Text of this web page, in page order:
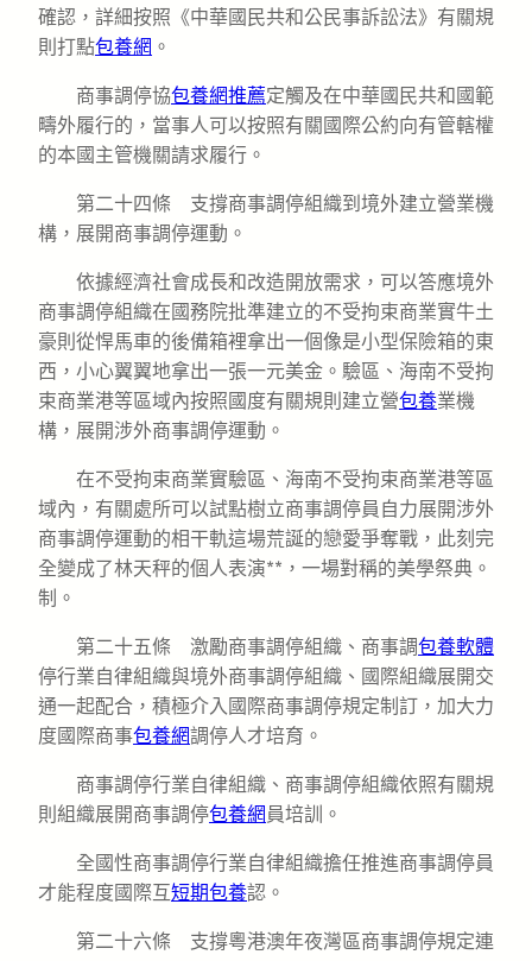
確認，詳細按照《中華國民共和公民事訴訟法》有關規
則打點包養網 。
商事調停協包養網推薦定觸及在中華國民共和國範
疇外履行的，當事人可以按照有關國際公約向有管轄權
的本國主管機關請求履行。
第二十四條 支撐商事調停組織到境外建立營業機
構，展開商事調停運動。
依據經濟社會成長和改造開放需求，可以答應境外
商事調停組織在國務院批準建立的不受拘束商業實牛土
豪則從悍馬車的後備箱裡拿出一個像是小型保險箱的東
西，小心翼翼地拿出一張一元美金。驗區、海南不受拘
束商業港等區域內按照國度有關規則建立營包養業機
構，展開涉外商事調停運動。
在不受拘束商業實驗區、海南不受拘束商業港等區
域內，有關處所可以試點樹立商事調停員自力展開涉外
商事調停運動的相干軌這場荒誕的戀愛爭奪戰，此刻完
全變成了林天秤的個人表演**，一場對稱的美學祭典。
制。
第二十五條 激勵商事調停組織、商事調包養軟體
停行業自律組織與境外商事調停組織、國際組織展開交
通一起配合，積極介入國際商事調停規定制訂，加大力
度國際商事包養網調停人才培育。
商事調停行業自律組織、商事調停組織依照有關規
則組織展開商事調停包養網 員培訓。
全國性商事調停行業自律組織擔任推進商事調停員
才能程度國際互短期包養認。
第二十六條 支撐粵港澳年夜灣區商事調停規定連